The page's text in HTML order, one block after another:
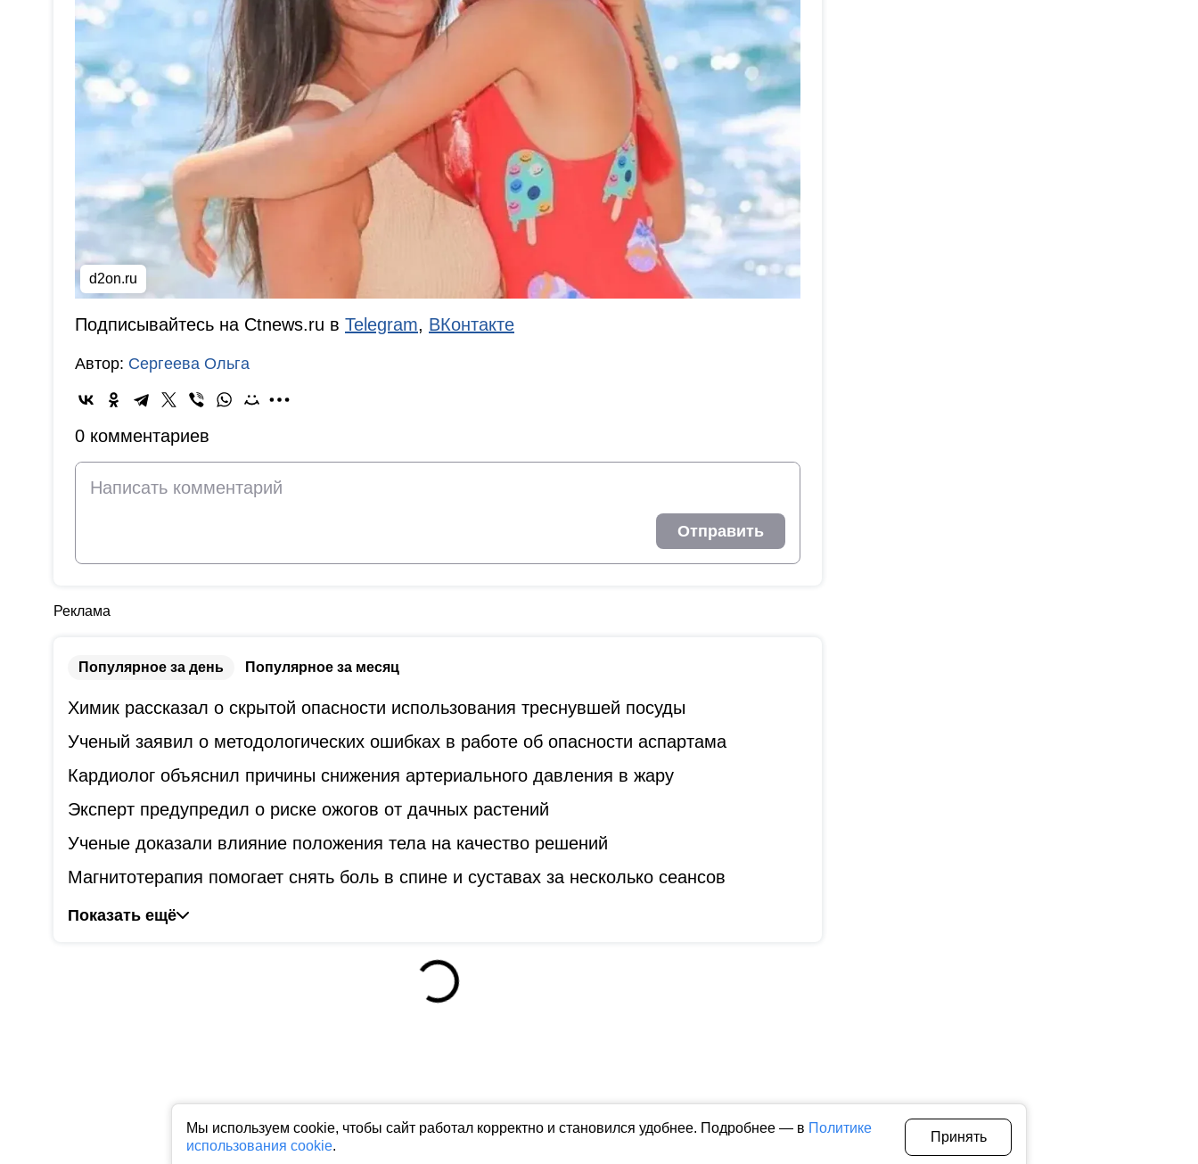
Мы используем cookie, чтобы сайт работал корректно и становился удобнее. Подробнее — в Политике
использования cookie.
Принять
d2on.ru
Подписывайтесь на Ctnews.ru в Telegram, ВКонтакте
Автор: Сергеева Ольга
0 комментариев
Отправить
Реклама
Популярное за день Популярное за месяц
Химик рассказал о скрытой опасности использования треснувшей посуды
Ученый заявил о методологических ошибках в работе об опасности аспартама
Кардиолог объяснил причины снижения артериального давления в жару
Эксперт предупредил о риске ожогов от дачных растений
Ученые доказали влияние положения тела на качество решений
Магнитотерапия помогает снять боль в спине и суставах за несколько сеансов
Показать ещё